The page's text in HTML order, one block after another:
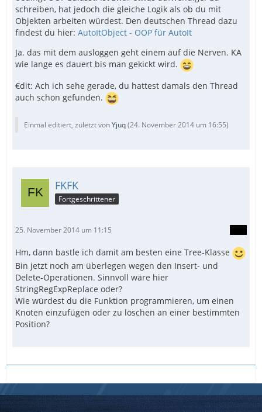
schreiben, hat jedoch die gleiche Logik als ob du mit
Objekten arbeiten würdest. Den deutschen Thread dazu
findest du hier: AutoItObject - OOP für AutoIt
Ja. das mit dem ausloggen geht einem auf die Nerven. KA
wie lange es dauert bis man gekickt wird.
€dit: Ach ich sehe gerade, du hattest damals den Thread
auch schon gefunden.
Einmal editiert, zuletzt vonYjuq(24. November 2014 um 16:55)
FKFK
Fortgeschrittener
25. November 2014 um 11:15
Hm, dann bastle ich damit am besten eine Tree-Klasse
Bin jetzt noch am überlegen wegen den Insert- und
Delete-Operationen. Sinnvoll wäre hier
StringRegExpReplace oder?
Wie würdest du die Funktion programmieren, um einen
Knoten einzufügen oder zu löschen an einer bestimmten
Position?